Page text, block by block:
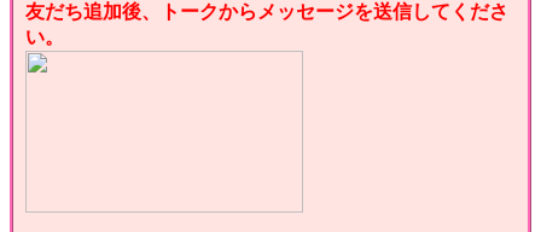
友だち追加後、トークからメッセージを送信してくださ
い。